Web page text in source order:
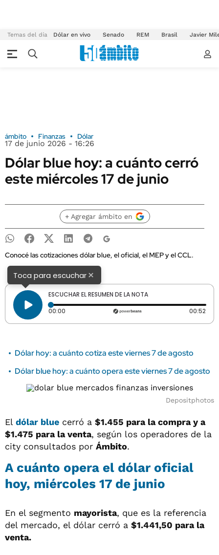
Temas del día Dólar en vivo Senado REM Brasil Javier
ámbito Finanzas Dólar
17 de junio 2026 - 16:26
Dólar blue hoy: a cuánto cerró
este miércoles 17 de junio
+ Agregar ámbito en
Conocé las cotizaciones dólar blue, el oficial, el MEP y el CCL.
Toca para escuchar×
ESCUCHAR EL RESUMEN DE LA NOTA
00:00 Tiempo transcurrido: 0 segundos 00:52
Dólar hoy: a cuánto cotiza este viernes 7 de agosto
Dólar blue hoy: a cuánto opera este viernes 7 de agosto
Depositphotos
El dólar blue cerró a $1.455 para la compra y a
$1.475 para la venta, según los operadores de la
city consultados por Ámbito.
A cuánto opera el dólar oficial
hoy, miércoles 17 de junio
En el segmento mayorista, que es la referencia
del mercado, el dólar cerró a $1.441,50 para la
venta.